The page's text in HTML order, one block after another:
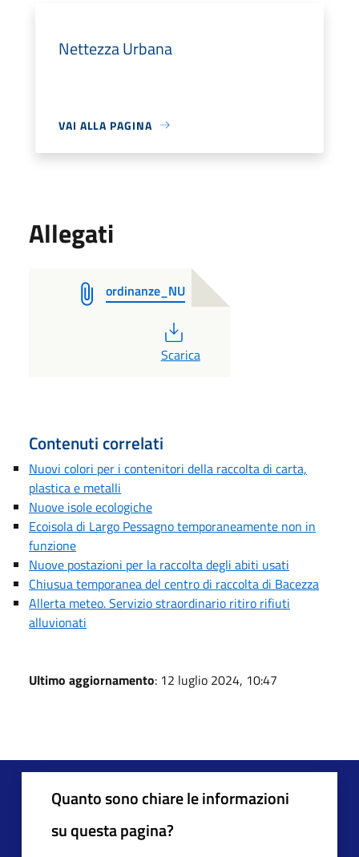
Nettezza Urbana
VAI ALLA PAGINA
Allegati
ordinanze_NU
PDF
Scarica
Contenuti correlati
Nuovi colori per i contenitori della raccolta di carta,
plastica e metalli
Nuove isole ecologiche
Ecoisola di Largo Pessagno temporaneamente non in
funzione
Nuove postazioni per la raccolta degli abiti usati
Chiusua temporanea del centro di raccolta di Bacezza
Allerta meteo. Servizio straordinario ritiro rifiuti
alluvionati
Ultimo aggiornamento: 12 luglio 2024, 10:47
Quanto sono chiare le informazioni
su questa pagina?